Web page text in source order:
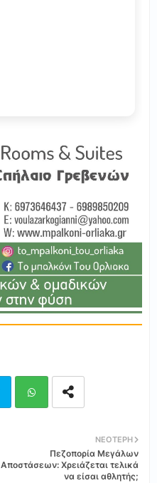
ΝΕΌΤΕΡΗ
Πεζοπορία Μεγάλων
Αποστάσεων: Χρειάζεται τελικά
να είσαι αθλητής;